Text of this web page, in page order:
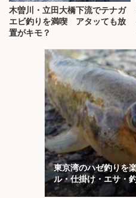
木曽川・立田大橋下流でテナガ
エビ釣りを満喫 アタッても放
置がキモ？
東京湾のハゼ釣りを
ル・仕掛け・エサ・
説】